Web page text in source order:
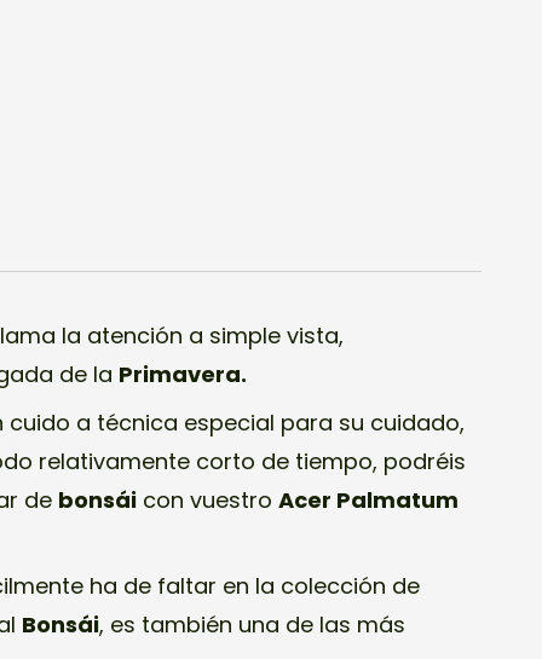
la atención a simple vista,
de la Primavera.
cuido a técnica especial para su cuidado,
relativamente corto de tiempo, podréis
de bonsái con vuestroAcer Palmatum
ha de faltar en la colección de
Bonsái, es también una de las más